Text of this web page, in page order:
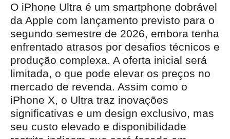
O iPhone Ultra é um smartphone dobrável
da Apple com lançamento previsto para o
segundo semestre de 2026, embora tenha
enfrentado atrasos por desafios técnicos e
produção complexa. A oferta inicial será
limitada, o que pode elevar os preços no
mercado de revenda. Assim como o
iPhone X, o Ultra traz inovações
significativas e um design exclusivo, mas
seu custo elevado e disponibilidade